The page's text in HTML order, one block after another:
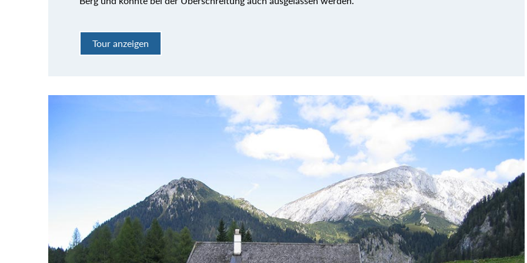
Tour anzeigen